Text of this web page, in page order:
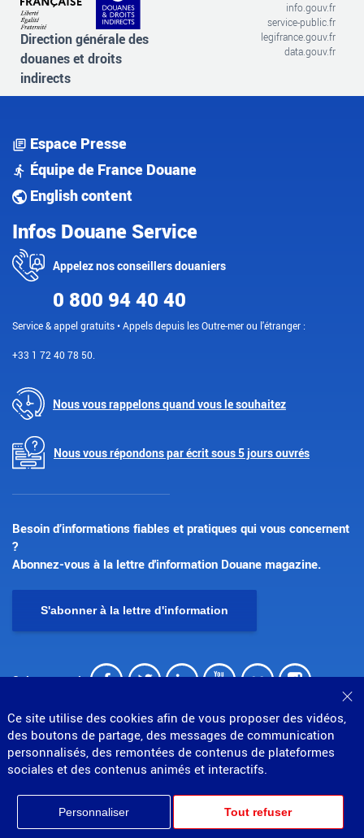
Ce site utilise des cookies afin de vous proposer des vidéos,
des boutons de partage, des messages de communication
personnalisés, des remontées de contenus de plateformes
sociales et des contenus animés et interactifs.
Personnaliser Tout refuser
Direction générale des
douanes et droits
indirects
info.gouv.fr
service-public.fr
legifrance.gouv.fr
data.gouv.fr
Espace Presse
Équipe de France Douane
English content
Infos Douane Service
Appelez nos conseillers douaniers
0 800 94 40 40
Service & appel gratuits • Appels depuis les Outre-mer ou l'étranger :
+33 1 72 40 78 50.
Nous vous rappelons quand vous le souhaitez
Nous vous répondons par écrit sous 5 jours ouvrés
Besoin d’informations fiables et pratiques qui vous concernent
?
Abonnez-vous à la lettre d'information Douane magazine.
S'abonner à la lettre d'information
Suivez-nous ! Facebook
Twitter
LinkedIn
Youtube
Flickr
MENU
Mentions légales
Données personnelles
Gestion des cookies
Accessibilité : partiellement conforme